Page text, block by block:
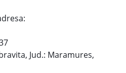
Jud.: Maramures,